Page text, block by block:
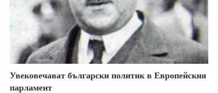
Увековечават български политик в Европейския
парламент